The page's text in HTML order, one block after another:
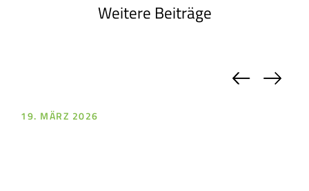
Weitere Beiträge
19. MÄRZ 2026